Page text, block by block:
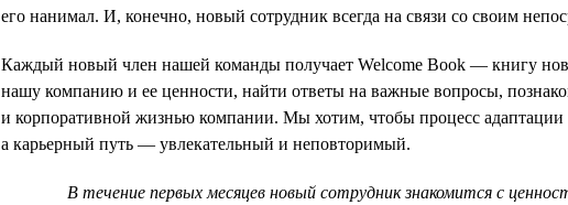
его нанимал. И, конечно, новый сотрудник всегда на связи со своим
Каждый новый член нашей команды получает Welcome Book — книгу
нашу компанию и ее ценности, найти ответы на важные вопросы,
и корпоративной жизнью компании. Мы хотим, чтобы процесс
а карьерный путь — увлекательный и неповторимый.
В течение первых месяцев новый сотрудник знакомится с